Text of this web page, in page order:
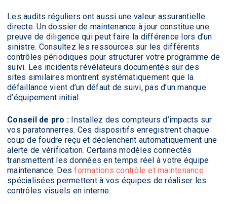
Les audits réguliers ont aussi une valeur assurantielle
directe. Un dossier de maintenance à jour constitue une
preuve de diligence qui peut faire la différence lors d’un
sinistre. Consultez les ressources sur les différents
contrôles périodiques pour structurer votre programme de
suivi. Les incidents révélateurs documentés sur des
sites similaires montrent systématiquement que la
défaillance vient d’un défaut de suivi, pas d’un manque
d’équipement initial.
Conseil de pro : Installez des compteurs d’impacts sur
vos paratonnerres. Ces dispositifs enregistrent chaque
coup de foudre reçu et déclenchent automatiquement une
alerte de vérification. Certains modèles connectés
transmettent les données en temps réel à votre équipe
maintenance. Desformations contrôle et maintenance
spécialisées permettent à vos équipes de réaliser les
contrôles visuels en interne.